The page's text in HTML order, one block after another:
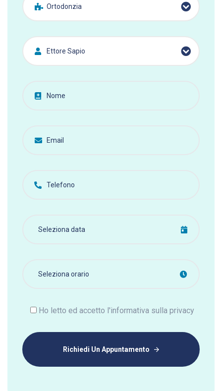
Ortodonzia
Ettore Sapio
Ho letto ed accetto l'informativa sulla privacy
Richiedi Un Appuntamento